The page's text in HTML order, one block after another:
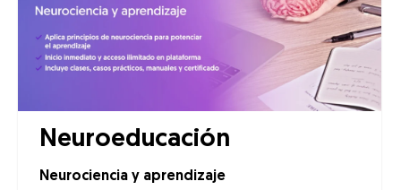
Neuroeducación
Neurociencia y aprendizaje